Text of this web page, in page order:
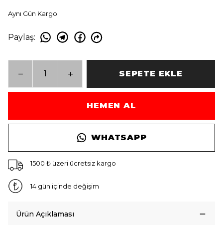
Aynı Gün Kargo
Paylaş:
SEPETE EKLE
HEMEN AL
WHATSAPP
1500 ₺ üzeri ücretsiz kargo
14 gün içinde değişim
Ürün Açıklaması